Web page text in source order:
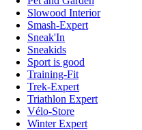
Slowood Interior
Smash-Expert
Sneak'In
Sneakids
Sport is good
Training-Fit
Trek-Expert
Triathlon Expert
Vélo-Store
Winter Expert